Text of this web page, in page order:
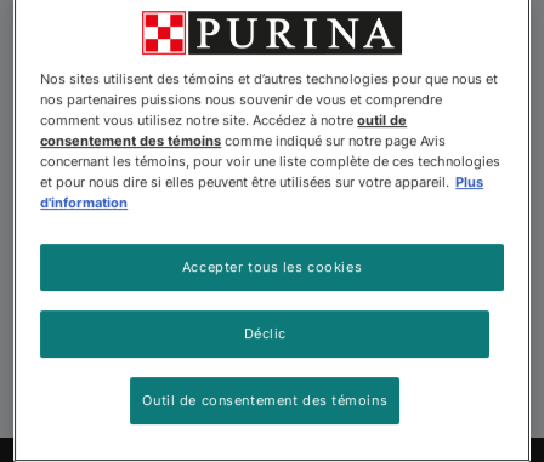
Nos sites utilisent des témoins et d’autres technologies pour que nous et
nos partenaires puissions nous souvenir de vous et comprendre
comment vous utilisez notre site. Accédez à notreoutil de
consentement des témoins comme indiqué sur notre page Avis
concernant les témoins, pour voir une liste complète de ces technologies
et pour nous dire si elles peuvent être utilisées sur votre appareil. Plus
d'information
Déclic
Accepter tous les cookies
Outil de consentement des témoins